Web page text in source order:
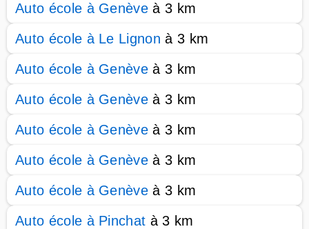
Auto école à Genève à 3 km
Auto école à Le Lignon à 3 km
Auto école à Genève à 3 km
Auto école à Genève à 3 km
Auto école à Genève à 3 km
Auto école à Genève à 3 km
Auto école à Genève à 3 km
Auto école à Pinchat à 3 km